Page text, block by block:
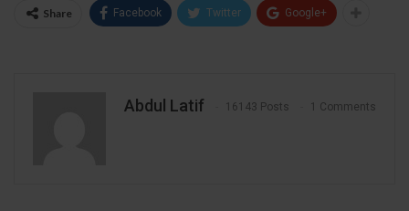
Share Facebook Twitter Google+
Abdul Latif 16143 Posts 1 Comments